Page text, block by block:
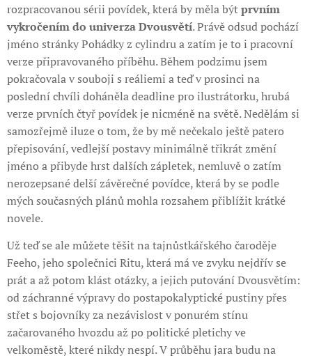
rozpracovanou sérii povídek, která by měla býtprvním
vykročením do univerza Dvousvětí. Právě odsud pochází
jméno stránky Pohádky z cylindru a zatím je to i pracovní
verze připravovaného příběhu. Během podzimu jsem
pokračovala v souboji s reáliemi a teď v prosinci na
poslední chvíli doháněla deadline pro ilustrátorku, hrubá
verze prvních čtyř povídek je nicméně na světě. Nedělám si
samozřejmě iluze o tom, že by mě nečekalo ještě patero
přepisování, vedlejší postavy minimálně třikrát změní
jméno a přibyde hrst dalších zápletek, nemluvě o zatím
nerozepsané delší závěrečné povídce, která by se podle
mých současných plánů mohla rozsahem přiblížit krátké
novele.
Už teď se ale můžete těšit na tajnůstkářského čaroděje
Feeho, jeho společnici Ritu, která má ve zvyku nejdřív se
prát a až potom klást otázky, a jejich putování Dvousvětím:
od záchranné výpravy do postapokalyptické pustiny přes
střet s bojovníky za nezávislost v ponurém stínu
začarovaného hvozdu až po politické pletichy ve
velkoměstě, které nikdy nespí. V průběhu jara budu na